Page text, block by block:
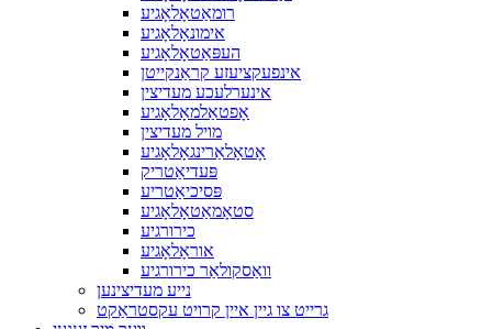
רומאַטאָלאָגיע
אימונאָלאָגיע
העפּאַטאָלאָגיע
אינפעקציעזע קראַנקייטן
אינערלעכע מעדיצין
אָפטאַלמאָלאָגיע
מויל מעדיצין
אָטאָלאַרינגאָלאָגיע
פּעדיאַטריק
פּסיכיאַטריע
סטאָמאַטאָלאָגיע
כירורגיע
אוראָלאָגיע
וואַסקולאַר כירורגיע
נייע מעדיצינען
גרייט צו גיין איין קרויט עקסטראַקט